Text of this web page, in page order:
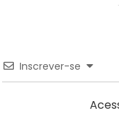
Inscrever-se